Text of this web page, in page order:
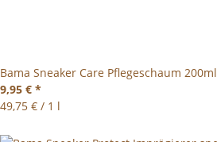
Bama Sneaker Care Pflegeschaum 200ml
9,95 € *
49,75 € / 1 l